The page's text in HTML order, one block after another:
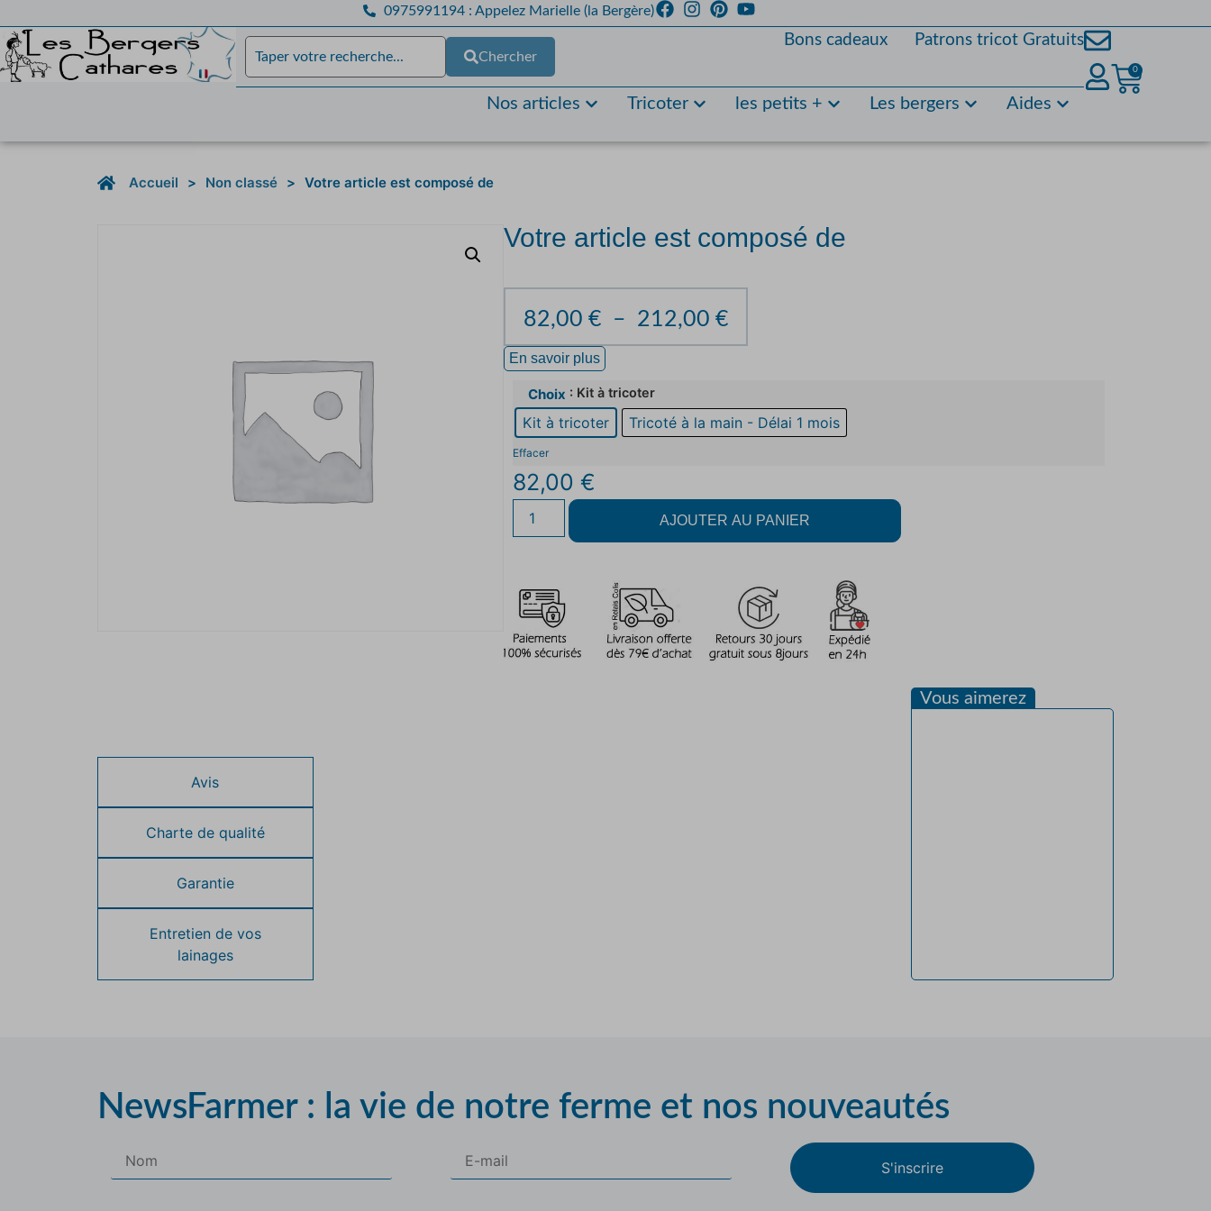
0975991194 : Appelez Marielle (la Bergère)
Chercher
Bons cadeaux Patrons tricot Gratuits
Nos articles Tricoter les petits + Les bergers Aides
0
Accueil > Non classé > Votre article est composé de
Votre article est composé de
82,00 € – 212,00 €
En savoir plus
Choix : Kit à tricoter
Kit à tricoter Tricoté à la main - Délai 1 mois
Effacer
82,00€
AJOUTER AU PANIER
Avis
Charte de qualité
Garantie
Entretien de vos
lainages
Vous aimerez
NewsFarmer : la vie de notre ferme et nos nouveautés
S'inscrire